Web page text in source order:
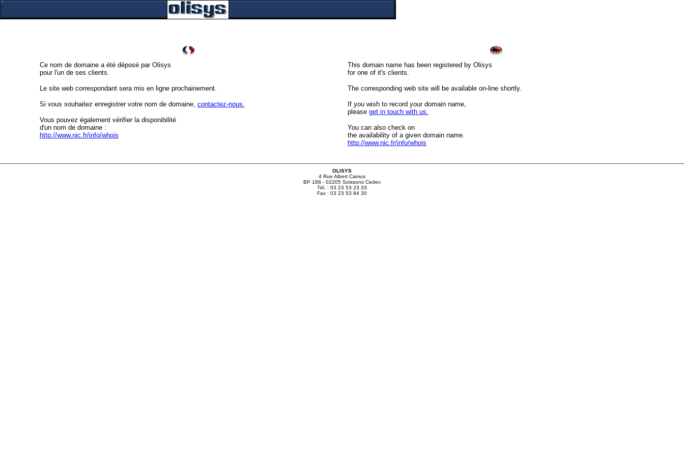
Ce nom de domaine a été déposé par Olisys
pour l'un de ses clients.
Le site web correspondant sera mis en ligne prochainement.
Si vous souhaitez enregistrer votre nom de domaine, contactez-nous.
Vous pouvez également vérifier la disponibilité
d'un nom de domaine :
http://www.nic.fr/info/whois
This domain name has been registered by Olisys
for one of it's clients.
The corresponding web site will be available on-line shortly.
If you wish to record your domain name,
please get in touch with us.
You can also check on
the availability of a given domain name.
http://www.nic.fr/info/whois
OLISYS
4 Rue Albert Camus
BP 188 - 02205 Soissons Cedex
Tél. : 03 23 53 23 33
Fax : 03 23 53 84 30